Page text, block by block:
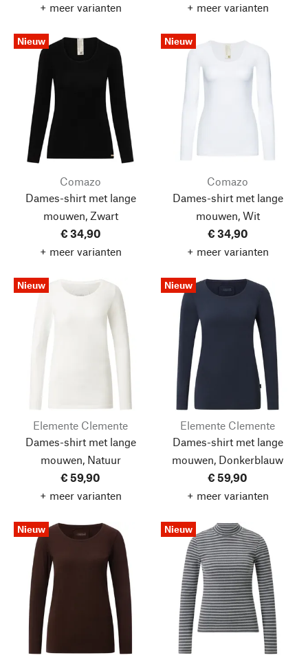
+ meer varianten
+ meer varianten
Nieuw
Comazo
Dames-shirt met lange
mouwen, Zwart
€ 34,90
+ meer varianten
Nieuw
Comazo
Dames-shirt met lange
mouwen, Wit
€ 34,90
+ meer varianten
Nieuw
Elemente Clemente
Dames-shirt met lange
mouwen, Natuur
€ 59,90
+ meer varianten
Nieuw
Elemente Clemente
Dames-shirt met lange
mouwen, Donkerblauw
€ 59,90
+ meer varianten
Nieuw Nieuw